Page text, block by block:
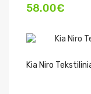
58.00€
Kia Niro